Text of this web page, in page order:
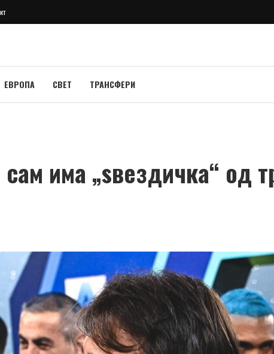
ЕВРОПА СВЕТ ТРАНСФЕРИ
има „ѕвездичка“ од